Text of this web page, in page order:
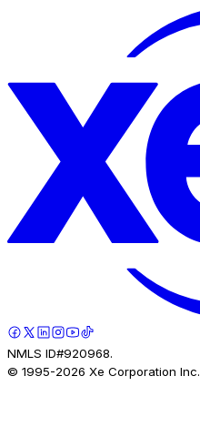
NMLS ID#920968.
© 1995-2026 Xe Corporation Inc.